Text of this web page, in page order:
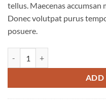
tellus. Maecenas
Donec volutpat purus
posuere.
ADD